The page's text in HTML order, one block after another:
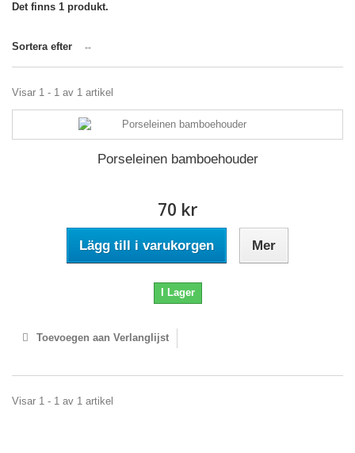
Det finns 1 produkt.
Sortera efter --
Visar 1 - 1 av 1 artikel
Porseleinen bamboehouder
70 kr
Lägg till i varukorgen Mer
I Lager
Toevoegen aan Verlanglijst
Visar 1 - 1 av 1 artikel